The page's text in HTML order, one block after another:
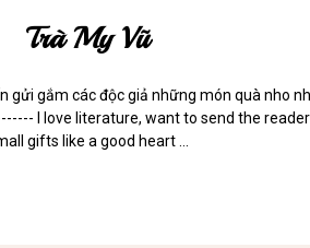
Trà My Vũ
gửi gắm các độc giả những món quà nho
I love literature, want to send the
gifts like a good heart ...